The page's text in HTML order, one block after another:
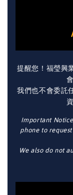
提醒您！福瑩興
我們也不會委託
Important
phone to
We also do not